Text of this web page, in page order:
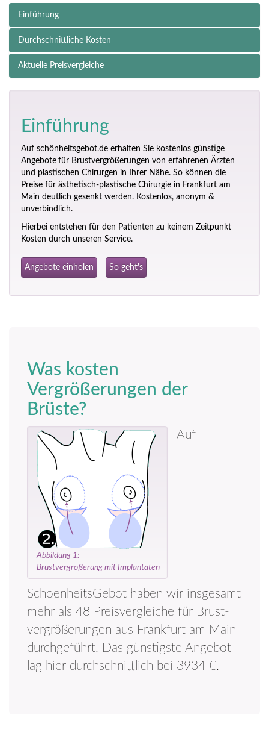
Einführung
Durchschnittliche Kosten
Aktuelle Preisvergleiche
Einführung
Auf schönheitsgebot.de erhalten Sie kostenlos günstige
Angebote für Brust­vergrößerungen von erfahrenen Ärzten
und plastischen Chirurgen in Ihrer Nähe. So können die
Preise für ästhetisch-plastische Chirurgie in Frankfurt am
Main deutlich gesenkt werden. Kostenlos, anonym &
unverbindlich.
Hierbei entstehen für den Patienten zu keinem Zeitpunkt
Kosten durch unseren Service.
Angebote einholen So geht's
Was kosten
Vergrößerungen der
Brüste?
Abbildung 1:
Brustvergrößerung mit Implantaten
Auf
SchoenheitsGebot haben wir insgesamt
mehr als 48 Preisvergleiche für Brust­
vergrößerungen aus Frankfurt am Main
durchgeführt. Das günstigste Angebot
lag hier durchschnittlich bei 3934 €.